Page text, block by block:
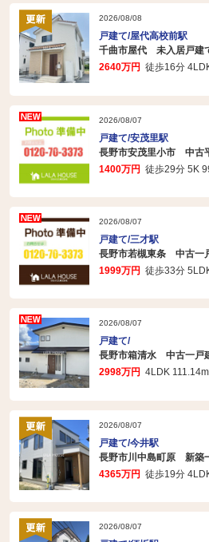
2026/08/08
戸建て/屋代高校前駅
千曲市屋代 未入居戸建
2640万円 徒歩16分
2026/08/07
戸建て/安茂里駅
長野市安茂里小市 中古
1400万円 徒歩29分 5K
2026/08/07
戸建て/三才駅
長野市若槻東条 中古一
1999万円 徒歩33分
2026/08/07
戸建て/
長野市箱清水 中古一戸
2998万円 4LDK
2026/08/07
戸建て/今井駅
長野市川中島町原 新築
4365万円 徒歩19分
2026/08/07